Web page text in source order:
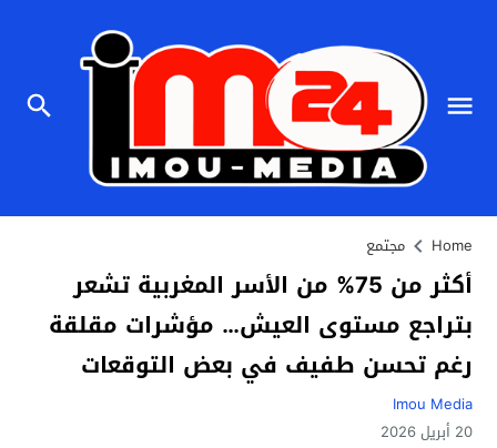
Home مجتمع
أكثر من 75% من الأسر المغربية تشعر
بتراجع مستوى العيش… مؤشرات مقلقة
رغم تحسن طفيف في بعض التوقعات
Imou Media
20 أبريل 2026